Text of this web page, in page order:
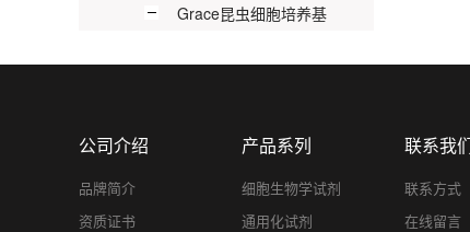
Grace昆虫细胞培养基
公司介绍
品牌简介
资质证书
产品系列
细胞生物学试剂
通用化试剂
联系我
联系方式
在线留言